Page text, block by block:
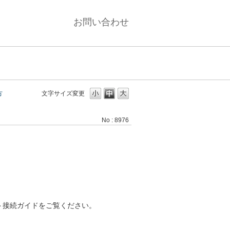
お問い合わせ
文字サイズ変更
No : 8976
続ガイドをご覧ください。